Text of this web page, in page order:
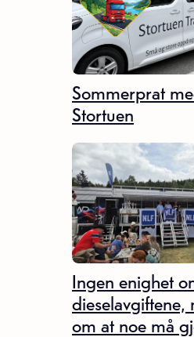
Sommerprat
Stortuen
Ingen enighet
dieselavgiftene,
om at noe må